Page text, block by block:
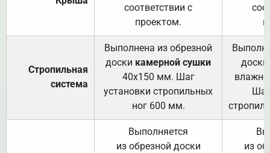
соответствии с
проектом.
Стропильная
система
Выполнена из обрезной
доски камерной сушки
40х150 мм. Шаг
установки стропильных
ног 600 мм.
доски
Выполняется
из обрезной доски
из